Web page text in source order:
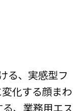
る、実感型フ
化する顔まわ
、業務用エス